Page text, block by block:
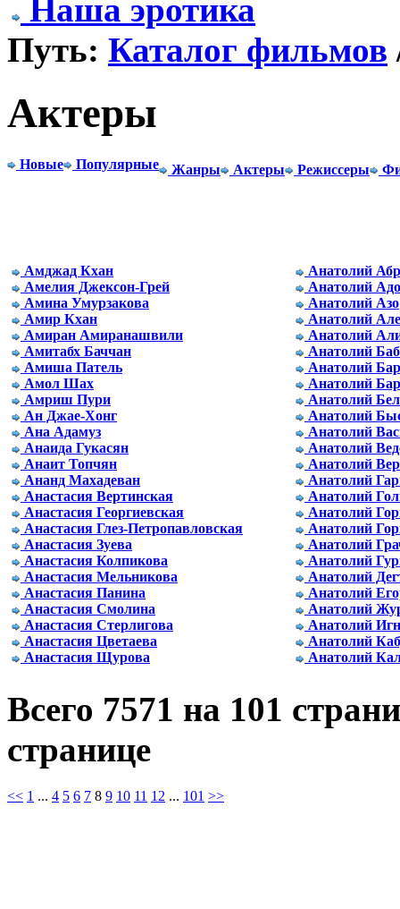
Наша эротика
Путь: Каталог фильмов
Актеры
Новые Популярные Жанры Актеры Режиссеры
Амджад Кхан
Амелия Джексон-Грей
Амина Умурзакова
Амир Кхан
Амиран Амиранашвили
Амитабх Баччан
Амиша Патель
Амол Шах
Амриш Пури
Ан Джае-Хонг
Ана Адамуз
Анаида Гукасян
Анаит Топчян
Ананд Махадеван
Анастасия Вертинская
Анастасия Георгиевская
Анастасия Глез-Петропавловская
Анастасия Зуева
Анастасия Колпикова
Анастасия Мельникова
Анастасия Панина
Анастасия Смолина
Анастасия Стерлигова
Анастасия Цветаева
Анастасия Щурова
Анатолий
Анатолий
Анатолий Азо
Анатолий
Анатолий
Анатолий
Анатолий
Анатолий
Анатолий
Анатолий
Анатолий
Анатолий
Анатолий
Анатолий
Анатолий
Анатолий
Анатолий
Анатолий
Анатолий
Анатолий
Анатолий
Анатолий
Анатолий
Анатолий
Анатолий
Всего 7571 на 101
странице
<< 1 ... 4 5 6 7 8 9 10 11 12 ... 101 >>